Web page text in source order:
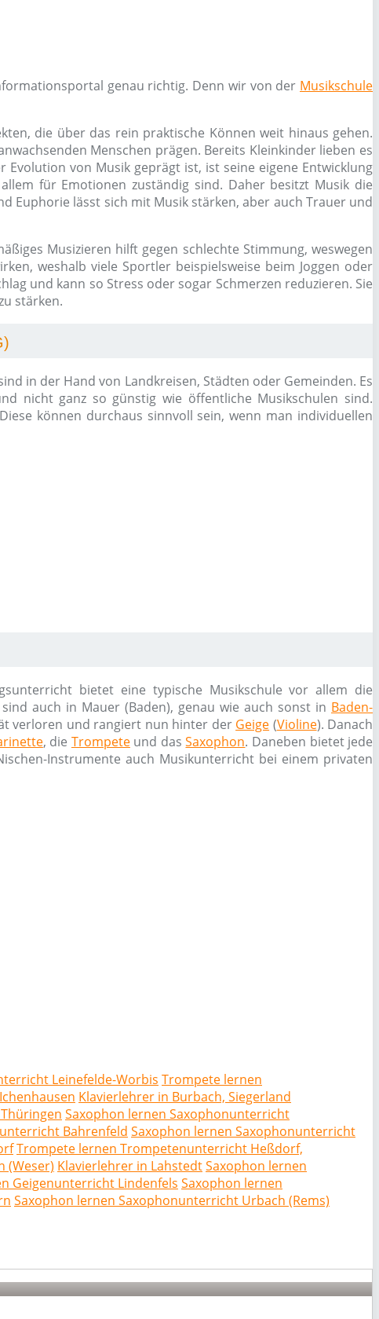
genau richtig. Denn wir von der Musikschule
die über das rein praktische Können weit hinaus gehen.
Menschen prägen. Bereits Kleinkinder lieben es
von Musik geprägt ist, ist seine eigene Entwicklung
für Emotionen zuständig sind. Daher besitzt Musik die
Euphorie lässt sich mit Musik stärken, aber auch Trauer und
Musizieren hilft gegen schlechte Stimmung, weswegen
weshalb viele Sportler beispielsweise beim Joggen oder
und kann so Stress oder sogar Schmerzen reduzieren. Sie
stärken.
in der Hand von Landkreisen, Städten oder Gemeinden. Es
nicht ganz so günstig wie öffentliche Musikschulen sind.
können durchaus sinnvoll sein, wenn man individuellen
bietet eine typische Musikschule vor allem die
auch in Mauer (Baden), genau wie auch sonst in Baden-
verloren und rangiert nun hinter der Geige (Violine). Danach
, die Trompeteund dasSaxophon. Daneben bietet jede
Instrumente auch Musikunterricht bei einem privaten
Leinefelde-Worbis Trompete lernen
Klavierlehrer in Burbach, Siegerland
Saxophon lernen Saxophonunterricht
Bahrenfeld Saxophon lernen Saxophonunterricht
Trompete lernen Trompetenunterricht Heßdorf,
(Weser) Klavierlehrer in LahstedtSaxophon lernen
Geigenunterricht Lindenfels Saxophon lernen
Saxophon lernen Saxophonunterricht Urbach (Rems)